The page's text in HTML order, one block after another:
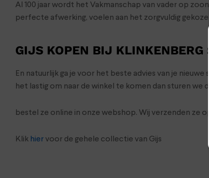
Al 100 jaar wordt het Vakmanschap van vader op
perfecte afwerking, voelen aan het zorgvuldig
GIJS KOPEN BIJ KLINKENBERG
En natuurlijk ga je voor het beste advies van je
het lastig om naar de winkel te komen dan sturen we
bestel ze online in onze webshop. Wij verzenden ze
Klik hiervoor de gehele collectie van Gijs